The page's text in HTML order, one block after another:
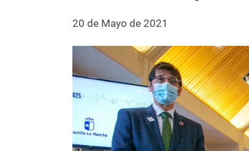
20 de Mayo de 2021